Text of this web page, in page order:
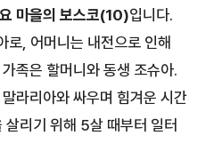
마을의 보스코(10)입니다.
로, 어머니는 내전으로 인해
족은 할머니와 동생 조슈아.
라리아와 싸우며 힘겨운 시간
리기 위해 5살 때부터 일터